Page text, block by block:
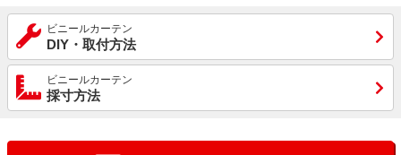
ビニールカーテン
DIY・取付方法
ビニールカーテン
採寸方法